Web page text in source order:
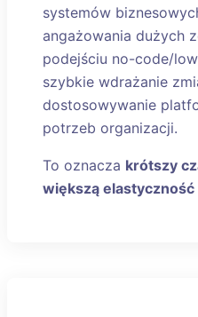
systemów
angażowania dużych
podejściu no-code/
szybkie wdrażanie
dostosowywanie
potrzeb organizacji.
To oznacza krótszy
większą